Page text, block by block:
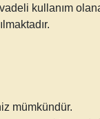
kullanım
mümkündür.